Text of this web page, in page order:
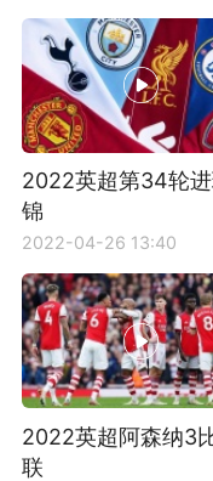
2022英超第34轮
锦
2022-04-26 13:40
2022英超阿森纳3
联